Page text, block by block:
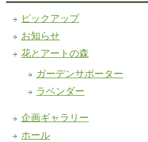
ピックアップ
お知らせ
花とアートの森
ガーデンサポーター
ラベンダー
企画ギャラリー
ホール